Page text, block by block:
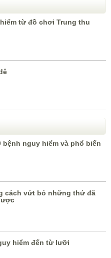
từ đồ chơi Trung thu
bệnh nguy hiểm và phổ biến
cách vứt bỏ những thứ đã
hiểm đến từ lưỡi